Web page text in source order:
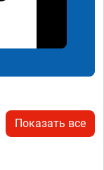
Показать все